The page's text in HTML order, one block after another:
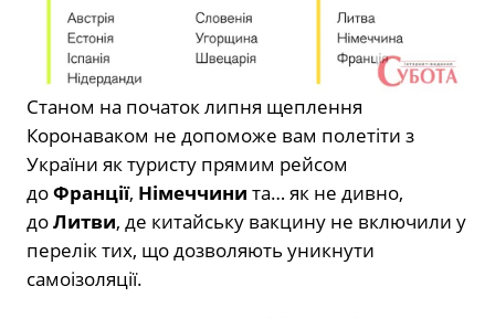
Станом на початок липня щеплення
Коронаваком не допоможе вам полетіти з
України як туристу прямим рейсом
доФранції, Німеччини та… як не дивно,
доЛитви, де китайську вакцину не включили у
перелік тих, що дозволяють уникнути
самоізоляції.